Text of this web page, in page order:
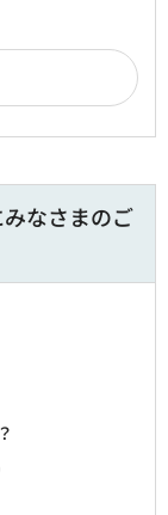
なさまのご